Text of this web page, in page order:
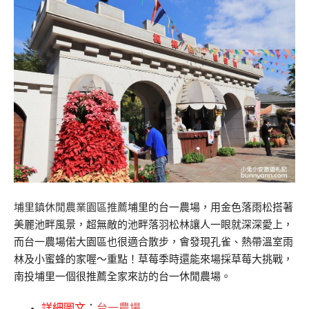
埔里鎮休閒農業園區推薦埔里的台一農場，用金色落雨松搭著
美麗池畔風景，超無敵的池畔落羽松林讓人一眼就深深愛上，
而台一農場偌大園區也很適合散步，會發現孔雀、熱帶溫室雨
林及小蜜蜂的家喔～重點！草莓季時還能來場採草莓大挑戰，
南投埔里一個很推薦全家來訪的台一休閒農場。